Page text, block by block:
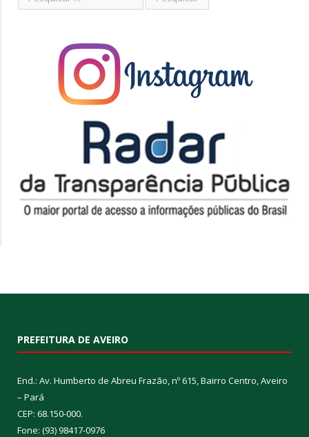
PREFEITURA DE AVEIRO
End.: Av. Humberto de Abreu Frazão, nº 615, Bairro Centro, Aveiro
– Pará
CEP: 68.150-000.
Fone: (93) 98417-0976